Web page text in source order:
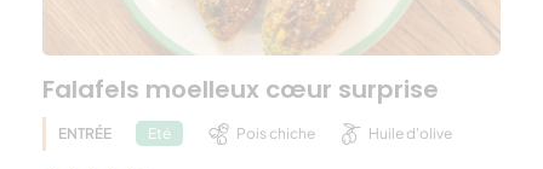
Falafels moelleux cœur surprise
ENTRÉE Eté Pois chiche Huile d'olive